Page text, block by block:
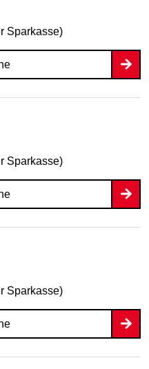
Sparkasse)
Sparkasse)
Sparkasse)